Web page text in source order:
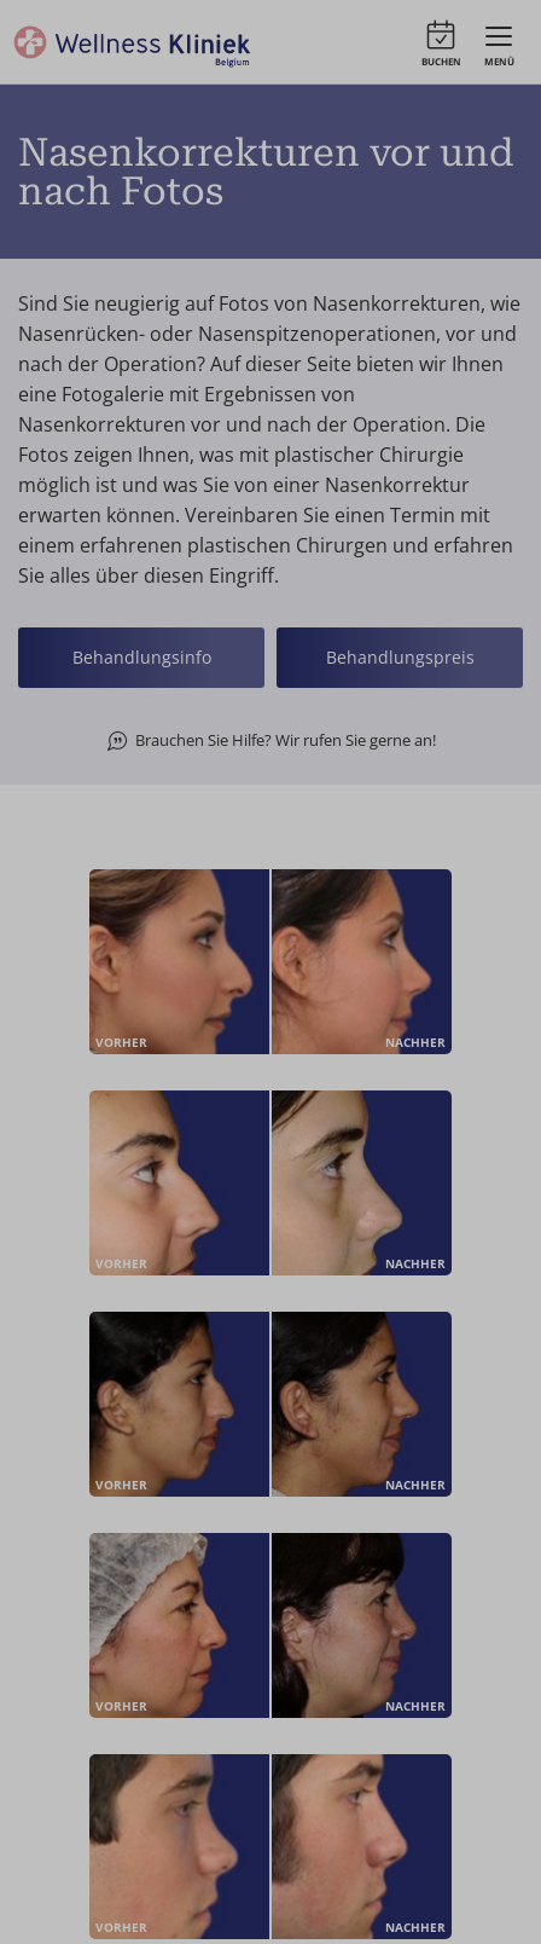
MENÜ
BUCHEN
Nasenkorrekturen vor und
nach Fotos
Sind Sie neugierig auf Fotos von Nasenkorrekturen, wie
Nasenrücken- oder Nasenspitzenoperationen, vor und
nach der Operation? Auf dieser Seite bieten wir Ihnen
eine Fotogalerie mit Ergebnissen von
Nasenkorrekturen vor und nach der Operation. Die
Fotos zeigen Ihnen, was mit plastischer Chirurgie
möglich ist und was Sie von einer Nasenkorrektur
erwarten können. Vereinbaren Sie einen Termin mit
einem erfahrenen plastischen Chirurgen und erfahren
Sie alles über diesen Eingriff.
Behandlungsinfo Behandlungspreis
Brauchen Sie Hilfe? Wir rufen Sie gerne an!
VORHER NACHHER
VORHER NACHHER
VORHER NACHHER
VORHER NACHHER
VORHER NACHHER